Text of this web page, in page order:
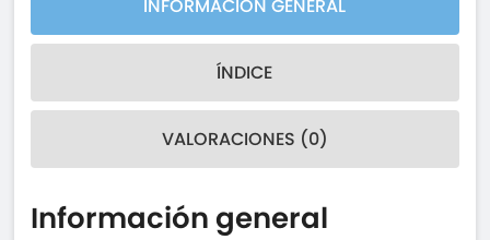
INFORMACIÓN GENERAL
ÍNDICE
VALORACIONES (0)
Información general